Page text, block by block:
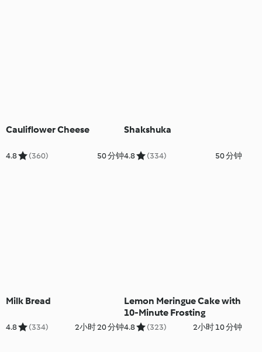
Cauliflower Cheese
4.8 (360) 50 分钟
Shakshuka
4.8 (334) 50 分钟
Milk Bread
4.8 (334) 2小时 20 分钟
Lemon Meringue Cake with
10-Minute Frosting
4.8 (323) 2小时 10 分钟